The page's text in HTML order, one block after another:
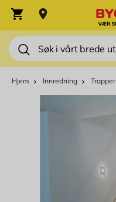
Søk
Varekurv
Hjem Innredning Trapper